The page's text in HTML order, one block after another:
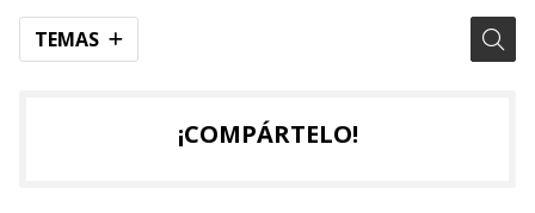
TEMAS
¡COMPÁRTELO!